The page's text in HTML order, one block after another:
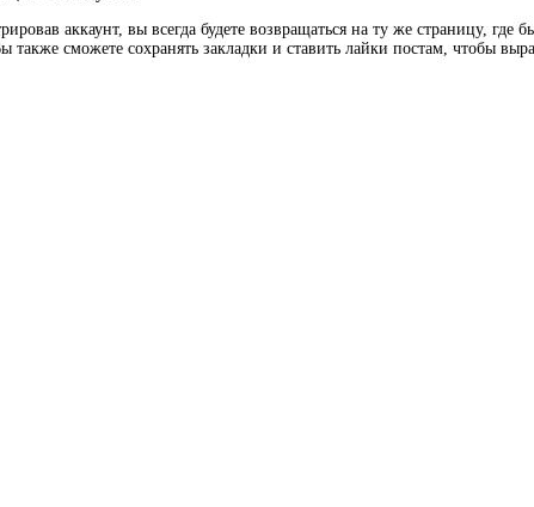
аккаунт, вы всегда будете возвращаться на ту же страницу,
сможете сохранять закладки и ставить лайки постам, чтобы